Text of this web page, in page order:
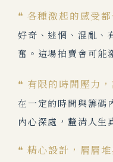
❝ 各種激起的感受
好奇、迷惘、混亂、
奮。這場拍賣會可能
❝ 有限的時間壓力
在一定的時間與籌碼
內心深處，釐清人生
❝ 精心設計，層層